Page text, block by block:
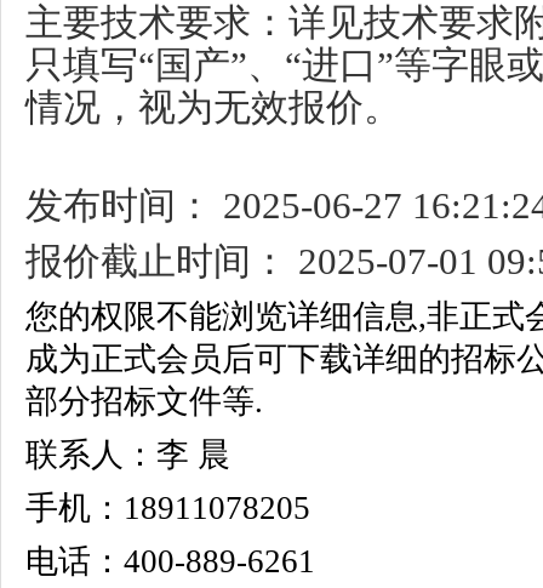
主要技术要求：详见技术要求
只填写“国产”、“进口”等字眼
情况，视为无效报价。
发布时间： 2025-06-27
报价截止时间： 2025-07-01
您的权限不能浏览详细信息,非正式
成为正式会员后可下载详细的招标
部分招标文件等.
联系人：李 晨
手机：18911078205
电话：400-889-6261